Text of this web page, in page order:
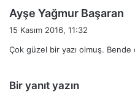
Ayşe Yağmur Başaran
i
15 Kasım 2016, 11:32
Çok güzel bir yazı olmuş.
Bir yanıt yazın